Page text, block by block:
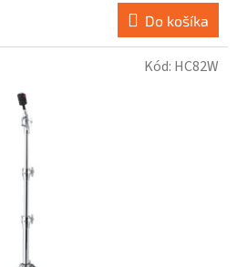
Do košíka
Kód: HC82W